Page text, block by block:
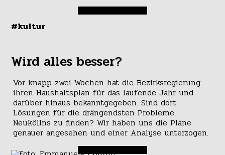
#kultur
Wird alles besser?
Vor knapp zwei Wochen hat die Bezirksregierung
ihren Haushaltsplan für das laufende Jahr und
darüber hinaus bekanntgegeben. Sind dort
Lösungen für die drängendsten Probleme
Neuköllns zu finden? Wir haben uns die Pläne
genauer angesehen und einer Analyse unterzogen.